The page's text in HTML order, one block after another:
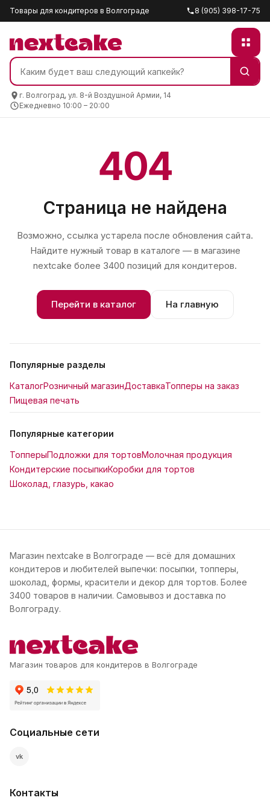
Товары для кондитеров в Волгограде 8 (905) 398-17-75
г. Волгоград, ул. 8-й Воздушной Армии, 14
Ежедневно 10:00 – 20:00
404
Страница не найдена
Возможно, ссылка устарела после обновления сайта.
Найдите нужный товар в каталоге — в магазине
nextcake более 3400 позиций для кондитеров.
Перейти в каталог На главную
Популярные разделы
КаталогРозничный магазинДоставкаТопперы на заказ
Пищевая печать
Популярные категории
ТопперыПодложки для тортовМолочная продукция
Кондитерские посыпкиКоробки для тортов
Шоколад, глазурь, какао
Магазин nextcake в Волгограде — всё для домашних
кондитеров и любителей выпечки: посыпки, топперы,
шоколад, формы, красители и декор для тортов. Более
3400 товаров в наличии. Самовывоз и доставка по
Волгограду.
Магазин товаров для кондитеров в Волгограде
Социальные сети
vk
Контакты